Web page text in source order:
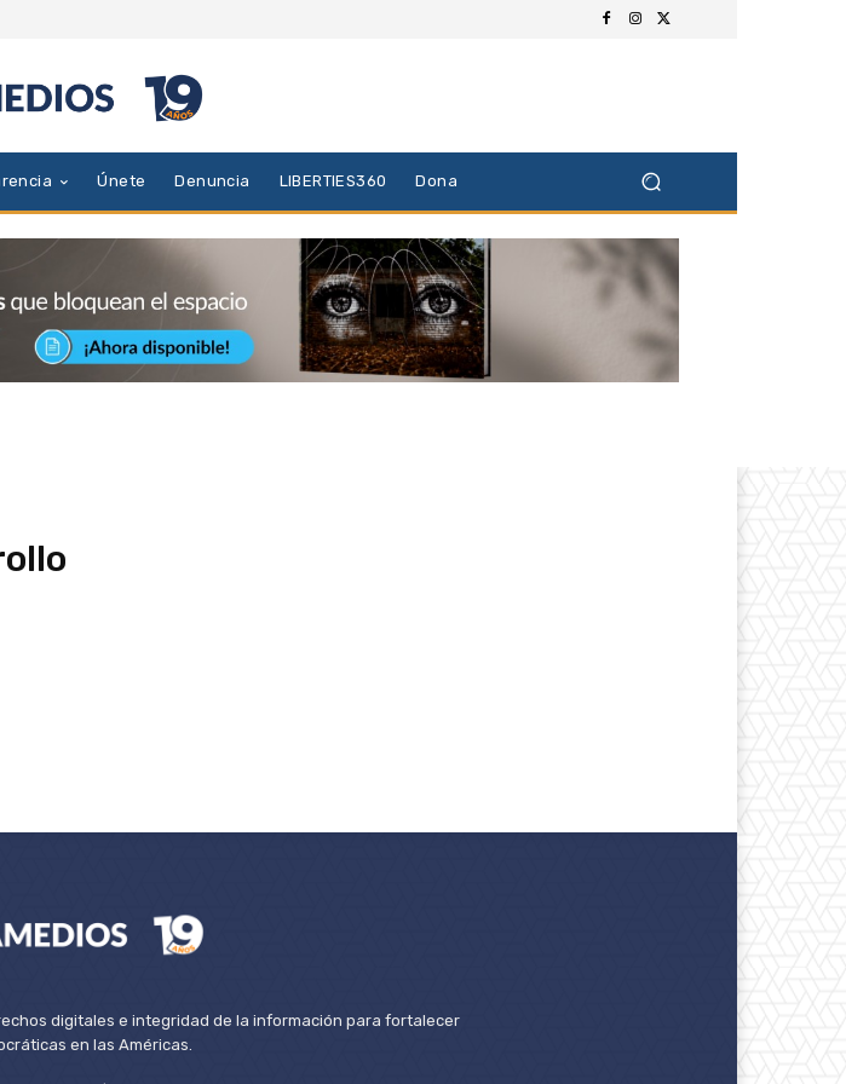
Únete Denuncia LIBERTIES360 Dona
digitales e integridad de la información para fortalecer
en las Américas.